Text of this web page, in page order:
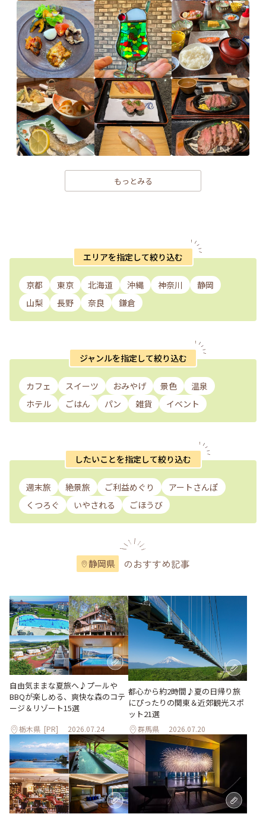
もっとみる
エリアを指定して絞り込む
京都 東京 北海道 沖縄 神奈川
静岡
山梨
長野 奈良 鎌倉
ジャンルを指定して絞り込む
カフェ スイーツ おみやげ 景色
温泉
ホテル
ごはん パン 雑貨 イベント
したいことを指定して絞り込む
週末旅 絶景旅 ご利益めぐり
アートさんぽ
くつろぐ
いやされる ごほうび
静岡県 のおすすめ記事
自由気ままな夏旅へ♪プールや
BBQが楽しめる、爽快な森のコテ
ージ＆リゾート15選
栃木県 [PR] 2026.07.24
都心から約2時間♪夏の日帰り旅
にぴったりの関東＆近郊観光スポ
ット21選
群馬県 2026.07.20